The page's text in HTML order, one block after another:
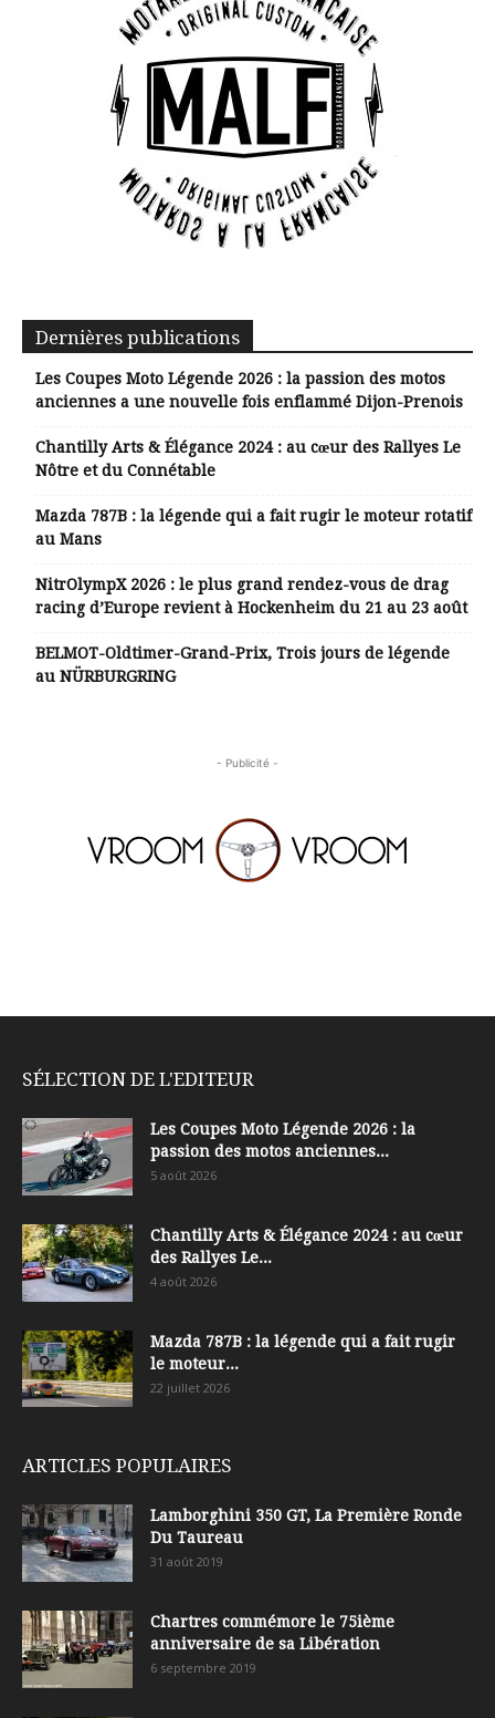
Dernières publications
Les Coupes Moto Légende 2026 : la passion des motos
anciennes a une nouvelle fois enflammé Dijon-Prenois
Chantilly Arts & Élégance 2024 : au cœur des Rallyes Le
Nôtre et du Connétable
Mazda 787B : la légende qui a fait rugir le moteur rotatif
au Mans
NitrOlympX 2026 : le plus grand rendez-vous de drag
racing d’Europe revient à Hockenheim du 21 au 23 août
BELMOT-Oldtimer-Grand-Prix, Trois jours de légende
au NÜRBURGRING
- Publicité -
SÉLECTION DE L'EDITEUR
Les Coupes Moto Légende 2026 : la
passion des motos anciennes...
5 août 2026
Chantilly Arts & Élégance 2024 : au cœur
des Rallyes Le...
4 août 2026
Mazda 787B : la légende qui a fait rugir
le moteur...
22 juillet 2026
ARTICLES POPULAIRES
Lamborghini 350 GT, La Première Ronde
Du Taureau
31 août 2019
Chartres commémore le 75ième
anniversaire de sa Libération
6 septembre 2019